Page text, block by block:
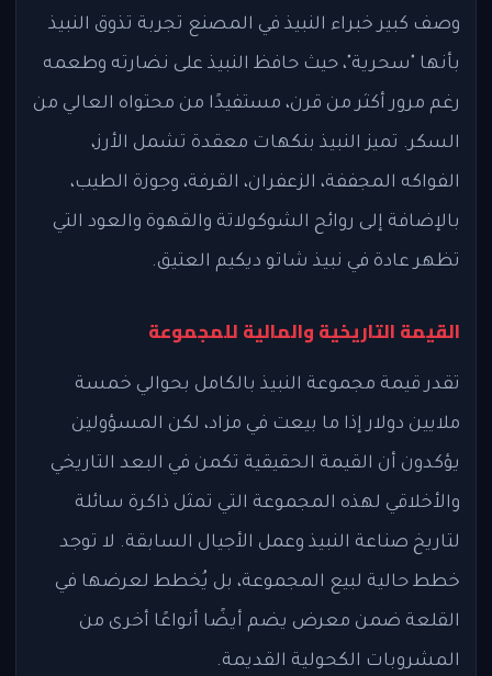
وصف كبير خبراء النبيذ في المصنع تجربة تذوق النبيذ
بأنها "سحرية"، حيث حافظ النبيذ على نضارته وطعمه
رغم مرور أكثر من قرن، مستفيدًا من محتواه العالي من
السكر. تميز النبيذ بنكهات معقدة تشمل الأرز،
الفواكه المجففة، الزعفران، القرفة، وجوزة الطيب،
بالإضافة إلى روائح الشوكولاتة والقهوة والعود التي
تظهر عادة في نبيذ شاتو ديكيم العتيق.
القيمة التاريخية والمالية للمجموعة
تقدر قيمة مجموعة النبيذ بالكامل بحوالي خمسة
ملايين دولار إذا ما بيعت في مزاد، لكن المسؤولين
يؤكدون أن القيمة الحقيقية تكمن في البعد التاريخي
والأخلاقي لهذه المجموعة التي تمثل ذاكرة سائلة
لتاريخ صناعة النبيذ وعمل الأجيال السابقة. لا توجد
خطط حالية لبيع المجموعة، بل يُخطط لعرضها في
القلعة ضمن معرض يضم أيضًا أنواعًا أخرى من
المشروبات الكحولية القديمة.